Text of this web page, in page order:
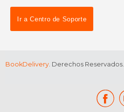
dcto. $ 15.28
Ir a Centro de Soporte
BookDelivery. Derechos Reservados.